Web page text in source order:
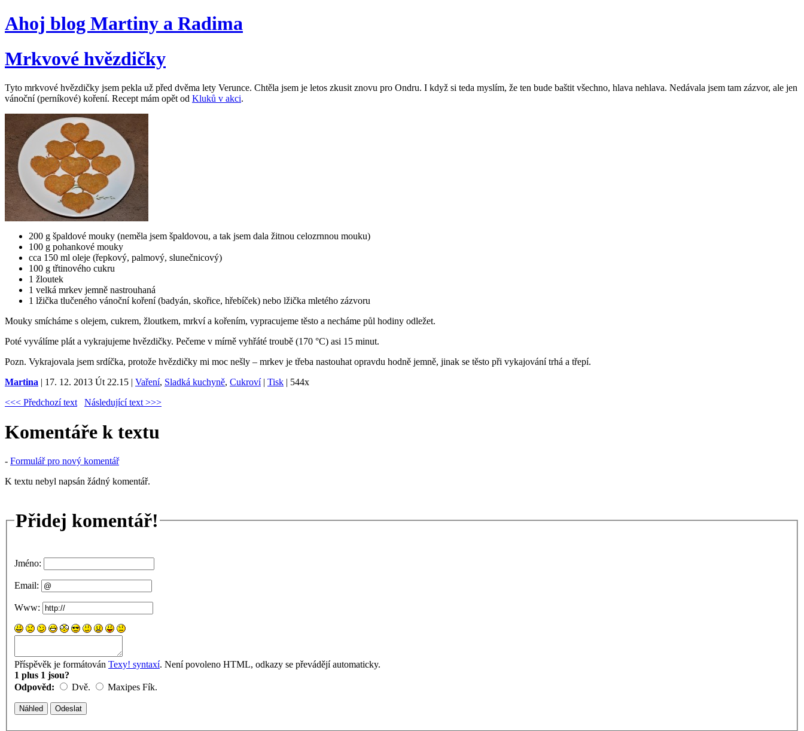
Ahoj blog Martiny a Radima
Mrkvové hvězdičky
Tyto mrkvové hvězdičky jsem pekla už před dvěma lety Verunce. Chtěla jsem je letos zkusit znovu pro Ondru. I když si teda myslím, že ten bude baštit všechno, hlava nehlava. Nedávala jsem tam zázvor, ale jen
vánoční (perníkové) koření. Recept mám opět od Kluků v akci.
200 g špaldové mouky (neměla jsem špaldovou, a tak jsem dala žitnou celozrnnou mouku)
100 g pohankové mouky
cca 150 ml oleje (řepkový, palmový, slunečnicový)
100 g třtinového cukru
1 žloutek
1 velká mrkev jemně nastrouhaná
1 lžička tlučeného vánoční koření (badyán, skořice, hřebíček) nebo lžička mletého zázvoru
Mouky smícháme s olejem, cukrem, žloutkem, mrkví a kořením, vypracujeme těsto a necháme půl hodiny odležet.
Poté vyválíme plát a vykrajujeme hvězdičky. Pečeme v mírně vyhřáté troubě (170 °C) asi 15 minut.
Pozn. Vykrajovala jsem srdíčka, protože hvězdičky mi moc nešly – mrkev je třeba nastouhat opravdu hodně jemně, jinak se těsto při vykajování trhá a třepí.
Martina | 17. 12. 2013 Út 22.15 | Vaření, Sladká kuchyně, Cukroví| Tisk | 544x
<<< Předchozí text
Následující text >>>
Komentáře k textu
- Formulář pro nový komentář
K textu nebyl napsán žádný komentář.
Přidej komentář!
Jméno:
Email:
Www:
Příspěvěk je formátován Texy! syntaxí. Není povoleno HTML, odkazy se převádějí automaticky.
1 plus 1 jsou?
Odpověd:
Dvě. Maxipes Fík.